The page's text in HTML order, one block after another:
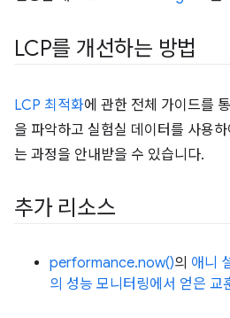
LCP를 개선하는 방법
LCP 최적화에 관한 전체 가이드를
을 파악하고 실험실 데이터를 사용
는 과정을 안내받을 수 있습니다.
추가 리소스
performance.now()의 애니
의 성능 모니터링에서 얻은 교